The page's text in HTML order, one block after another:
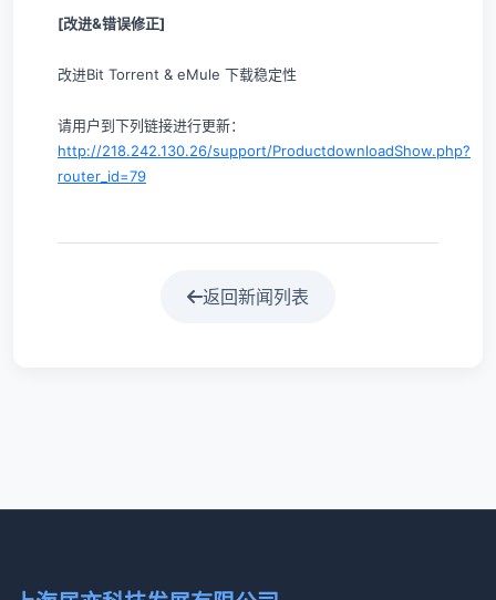
[改进&错误修正]
改进Bit Torrent & eMule 下载稳定性
请用户到下列链接进行更新：
http://218.242.130.26/support/ProductdownloadShow.php?
router_id=79
返回新闻列表